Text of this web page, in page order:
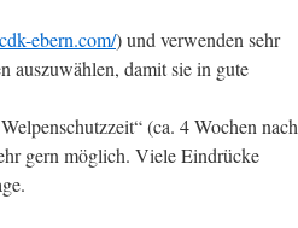
ebern.com/) und verwenden sehr
auszuwählen, damit sie in gute
(ca. 4 Wochen nach
gern möglich. Viele Eindrücke